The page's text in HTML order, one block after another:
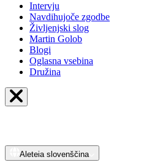
Intervju
Navdihujoče zgodbe
Življenjski slog
Martin Golob
Blogi
Oglasna vsebina
Družina
Aleteia slovenščina